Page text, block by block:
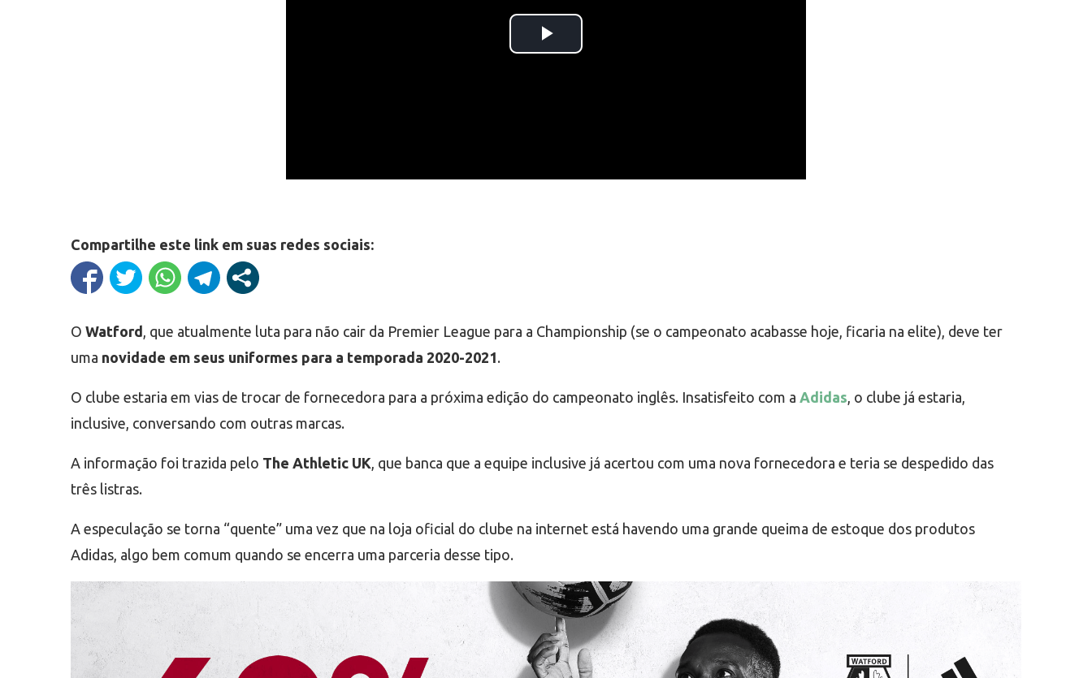
Compartilhe este link em suas redes sociais:
O Watford , que atualmente luta para não cair da Premier League para a Championship (se o campeonato acabasse hoje, ficaria na elite), deve ter
uma novidade em seus uniformes para a temporada 2020-2021.
O clube estaria em vias de trocar de fornecedora para a próxima edição do campeonato inglês. Insatisfeito com a Adidas, o clube já estaria,
inclusive, conversando com outras marcas.
A informação foi trazida pelo The Athletic UK, que banca que a equipe inclusive já acertou com uma nova fornecedora e teria se despedido das
três listras.
A especulação se torna “quente” uma vez que na loja oficial do clube na internet está havendo uma grande queima de estoque dos produtos
Adidas, algo bem comum quando se encerra uma parceria desse tipo.